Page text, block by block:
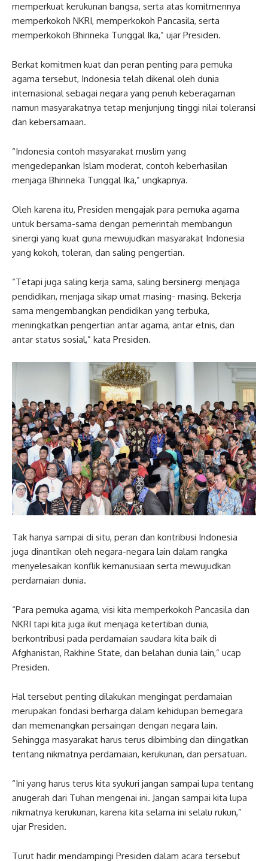
memperkuat kerukunan bangsa, serta atas komitmennya
memperkokoh NKRI, memperkokoh Pancasila, serta
memperkokoh Bhinneka Tunggal Ika,” ujar Presiden.
Berkat komitmen kuat dan peran penting para pemuka
agama tersebut, Indonesia telah dikenal oleh dunia
internasional sebagai negara yang penuh keberagaman
namun masyarakatnya tetap menjunjung tinggi nilai toleransi
dan kebersamaan.
“Indonesia contoh masyarakat muslim yang
mengedepankan Islam moderat, contoh keberhasilan
menjaga Bhinneka Tunggal Ika,” ungkapnya.
Oleh karena itu, Presiden mengajak para pemuka agama
untuk bersama-sama dengan pemerintah membangun
sinergi yang kuat guna mewujudkan masyarakat Indonesia
yang kokoh, toleran, dan saling pengertian.
“Tetapi juga saling kerja sama, saling bersinergi menjaga
pendidikan, menjaga sikap umat masing- masing. Bekerja
sama mengembangkan pendidikan yang terbuka,
meningkatkan pengertian antar agama, antar etnis, dan
antar status sosial,” kata Presiden.
Tak hanya sampai di situ, peran dan kontribusi Indonesia
juga dinantikan oleh negara-negara lain dalam rangka
menyelesaikan konflik kemanusiaan serta mewujudkan
perdamaian dunia.
“Para pemuka agama, visi kita memperkokoh Pancasila dan
NKRI tapi kita juga ikut menjaga ketertiban dunia,
berkontribusi pada perdamaian saudara kita baik di
Afghanistan, Rakhine State, dan belahan dunia lain,” ucap
Presiden.
Hal tersebut penting dilakukan mengingat perdamaian
merupakan fondasi berharga dalam kehidupan bernegara
dan memenangkan persaingan dengan negara lain.
Sehingga masyarakat harus terus dibimbing dan diingatkan
tentang nikmatnya perdamaian, kerukunan, dan persatuan.
“Ini yang harus terus kita syukuri jangan sampai lupa tentang
anugerah dari Tuhan mengenai ini. Jangan sampai kita lupa
nikmatnya kerukunan, karena kita selama ini selalu rukun,”
ujar Presiden.
Turut hadir mendampingi Presiden dalam acara tersebut